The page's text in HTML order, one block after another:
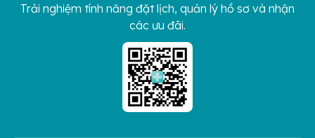
Trải nghiệm tính năng đặt lịch, quản lý hồ sơ và nhận
các ưu đãi.